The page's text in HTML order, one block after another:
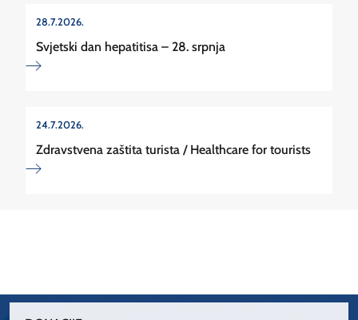
28.7.2026.
Svjetski dan hepatitisa – 28. srpnja
24.7.2026.
Zdravstvena zaštita turista / Healthcare for tourists